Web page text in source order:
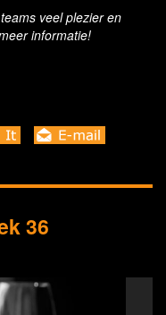
veel plezier en
informatie!
36